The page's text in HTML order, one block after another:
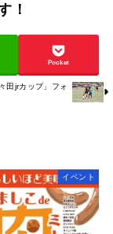
！
Pocket
田jrカップ」フォ
イベント